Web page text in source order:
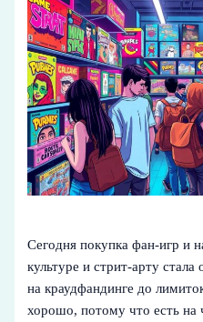
Сегодня покупка фан-игр и
культуре и стрит-арту
на краудфандинге до
хорошо, потому что есть на